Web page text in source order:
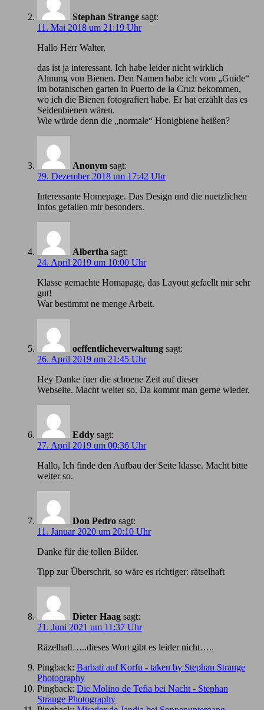
Stephan Strange sagt:
11. Mai 2018 um 21:19 Uhr
Hallo Herr Walter,
das ist ja interessant. Ich habe leider nicht wirklich
Ahnung von Bienen. Den Namen habe ich vom „Guide“
im botanischen garten in Puerto de la Cruz bekommen,
wo ich die Bienen fotografiert habe. Er hat erzählt das es
Seidenbienen wären.
Wie würde denn die „normale“ Honigbiene heißen?
Anonym sagt:
29. Dezember 2018 um 17:42 Uhr
Іnteressante Homepage. Das Design und die nuetzlichen
Infos gefallen mir besonders.
Albertha sagt:
24. April 2019 um 10:00 Uhr
Klasse gemachte Homapage, das Layout gefaellt mir sehr
gut!
War bestimmt ne menge Arbeit.
oeffentlicheverwaltung sagt:
26. April 2019 um 21:45 Uhr
Hey Danke fuer die schoene Zeit auf dieser
Webseite. Macht weiter so. Da kommt man gerne wieder.
Eddy sagt:
27. April 2019 um 00:36 Uhr
Hallo, Ich finde den Aufbau der Seite klasse. Macht bitte
weiter so.
Don Pedro sagt:
11. Januar 2020 um 20:10 Uhr
Danke für die tollen Bilder.
Tipp zur Überschrit, so wäre es richtiger: rätselhaft
Dieter Haag sagt:
21. Juni 2021 um 11:37 Uhr
Räzelhaft…..dieses Wort gibt es leider nicht…..
Pingback: Barbati auf Korfu - taken by Stephan Strange
Photography
Pingback: Die Molino de Tefia bei Nacht - Stephan
Strange Photography